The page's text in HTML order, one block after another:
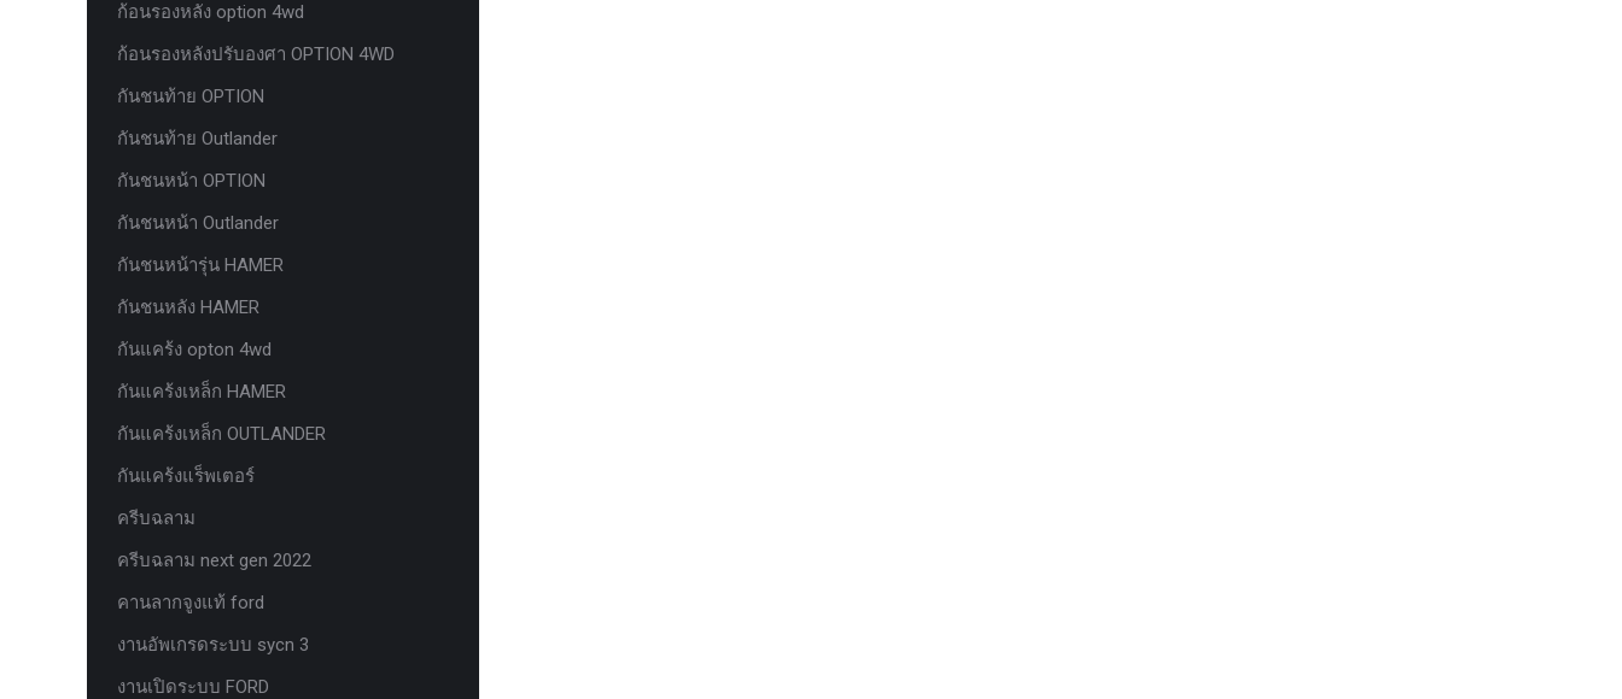
ก้อนรองหลัง option 4wd
ก้อนรองหลังปรับองศา OPTION 4WD
กันชนท้าย OPTION
กันชนท้าย Outlander
กันชนหน้า OPTION
กันชนหน้า Outlander
กันชนหน้ารุ่น HAMER
กันชนหลัง HAMER
กันแคร้ง opton 4wd
กันแคร้งเหล็ก HAMER
กันแคร้งเหล็ก OUTLANDER
กันแคร้งแร็พเตอร์
ครีบฉลาม
ครีบฉลาม next gen 2022
คานลากจูงแท้ ford
งานอัพเกรดระบบ sycn 3
งานเปิดระบบ FORD
ประดับยนต์ Ford
ปีกนกปรับองศา Option 4WD
ฝาครอบกระโปรง
มอเตอร์ แร็กไฟฟ้า PSCM.แท้ Fomoco
Ford Ford Ranger Everest Raptor 2015-
RANGER EVEREST Raptor 2011-2021
หน้าจอ Sync 3 รุ่นล่าสุด ตรงรุ่น Ford
Ranger Everest สำหรับ Upgrade Sync
หน้าจอเรือนไมล์แท้ FORD EVEREST
RANGER 2.0 PART G